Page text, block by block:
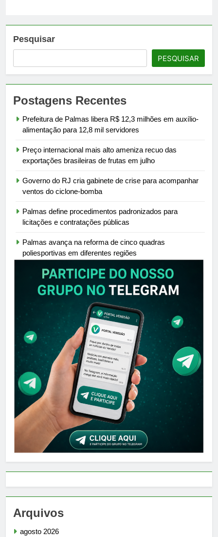
Pesquisar
PESQUISAR
Postagens Recentes
Prefeitura de Palmas libera R$ 12,3 milhões em auxílio-
alimentação para 12,8 mil servidores
Preço internacional mais alto ameniza recuo das
exportações brasileiras de frutas em julho
Governo do RJ cria gabinete de crise para acompanhar
ventos do ciclone-bomba
Palmas define procedimentos padronizados para
licitações e contratações públicas
Palmas avança na reforma de cinco quadras
poliesportivas em diferentes regiões
Arquivos
agosto 2026